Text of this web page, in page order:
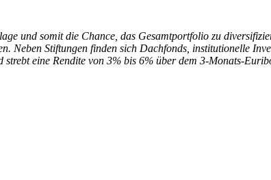
und somit die Chance, das Gesamtportfolio zu
Neben Stiftungen finden sich Dachfonds, institutionelle
eine Rendite von 3% bis 6% über dem 3-Monats-